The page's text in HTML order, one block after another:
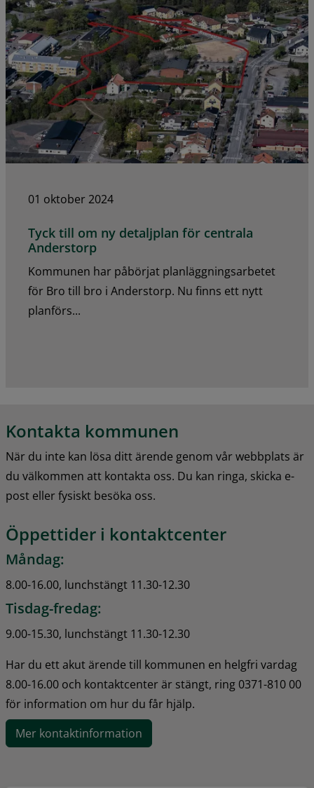
01 oktober 2024
Tyck till om ny detaljplan för centrala
Anderstorp
Kommunen har påbörjat planläggningsarbetet
för Bro till bro i Anderstorp. Nu finns ett nytt
planförs...
Kontakta kommunen
När du inte kan lösa ditt ärende genom vår webbplats är
du välkommen att kontakta oss. Du kan ringa, skicka e-
post eller fysiskt besöka oss.
Öppettider i kontaktcenter
Måndag:
8.00-16.00, lunchstängt 11.30-12.30
Tisdag-fredag:
9.00-15.30, lunchstängt 11.30-12.30
Har du ett akut ärende till kommunen en helgfri vardag
8.00-16.00 och kontaktcenter är stängt, ring 0371-810 00
för information om hur du får hjälp.
Mer kontaktinformation